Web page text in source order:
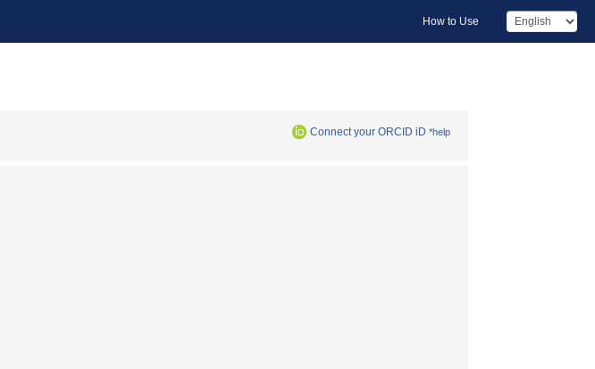
How to Use
Connect your ORCID iD *help